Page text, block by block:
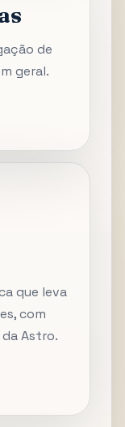
de
geral.
que leva
com
Astro.